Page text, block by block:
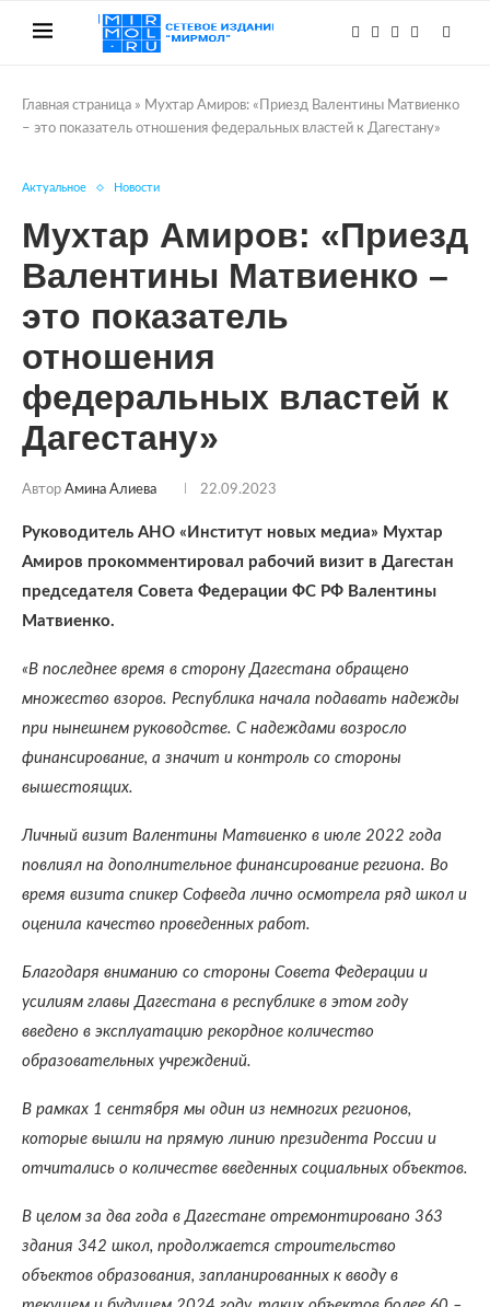
Главная страница » Мухтар Амиров: «Приезд Валентины Матвиенко
– это показатель отношения федеральных властей к Дагестану»
Актуальное Новости
Мухтар Амиров: «Приезд
Валентины Матвиенко –
это показатель
отношения
федеральных властей к
Дагестану»
Автор Амина Алиева 22.09.2023
Руководитель АНО «Институт новых медиа» Мухтар
Амиров прокомментировал рабочий визит в Дагестан
председателя Совета Федерации ФС РФ Валентины
Матвиенко.
«В последнее время в сторону Дагестана обращено
множество взоров. Республика начала подавать надежды
при нынешнем руководстве. С надеждами возросло
финансирование, а значит и контроль со стороны
вышестоящих.
Личный визит Валентины Матвиенко в июле 2022 года
повлиял на дополнительное финансирование региона. Во
время визита спикер Софведа лично осмотрела ряд школ и
оценила качество проведенных работ.
Благодаря вниманию со стороны Совета Федерации и
усилиям главы Дагестана в республике в этом году
введено в эксплуатацию рекордное количество
образовательных учреждений.
В рамках 1 сентября мы один из немногих регионов,
которые вышли на прямую линию президента России и
отчитались о количестве введенных социальных объектов.
В целом за два года в Дагестане отремонтировано 363
здания 342 школ, продолжается строительство
объектов образования, запланированных к вводу в